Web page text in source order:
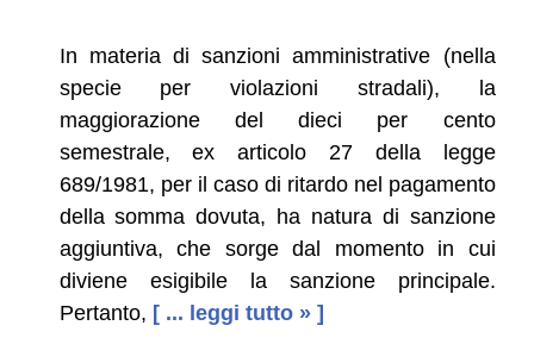
In materia di sanzioni amministrative (nella
specie per violazioni stradali), la
maggiorazione del dieci per cento
semestrale, ex articolo 27 della legge
689/1981, per il caso di ritardo nel pagamento
della somma dovuta, ha natura di sanzione
aggiuntiva, che sorge dal momento in cui
diviene esigibile la sanzione principale.
Pertanto, [ ... leggi tutto » ]